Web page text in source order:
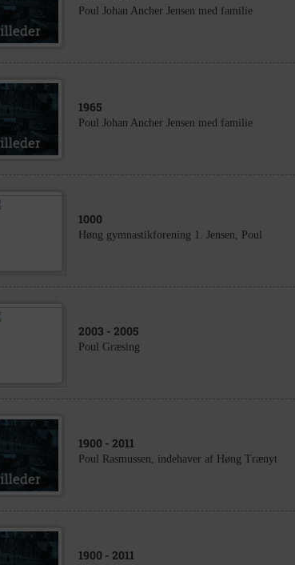
Poul Johan Ancher Jensen med familie
1965
Poul Johan Ancher Jensen med familie
1000
Høng gymnastikforening 1. Jensen, Poul
2003 - 2005
Poul Græsing
1900 - 2011
Poul Rasmussen, indehaver af Høng Trænyt
1900 - 2011